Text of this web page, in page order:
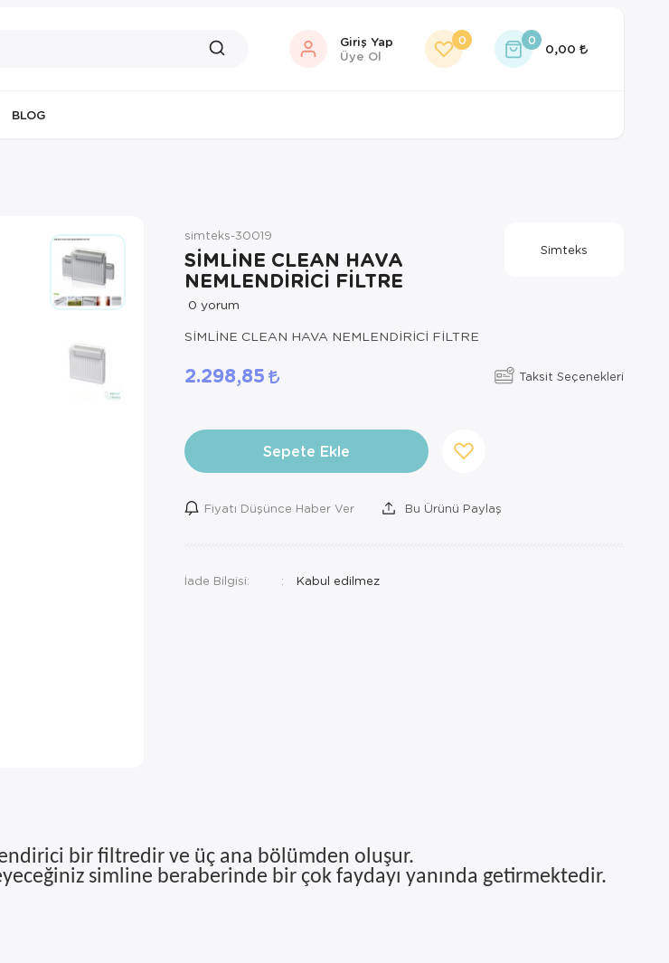
Giriş Yap
Üye Ol
0 0
0,00
BLOG
simteks-30019
SİMLİNE CLEAN HAVA
NEMLENDİRİCİ FİLTRE
0 yorum
Simteks
SİMLİNE CLEAN HAVA NEMLENDİRİCİ FİLTRE
2.298,85 Taksit Seçenekleri
Sepete Ekle
Fiyatı Düşünce Haber Ver Bu Ürünü Paylaş
İade Bilgisi:
bir filtredir ve üç ana bölümden oluşur.
simline beraberinde bir çok faydayı yanında getirmektedir.